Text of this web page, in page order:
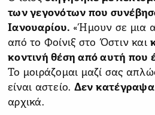
των γεγονότων που
Ιανουαρίου. «Ήμουν σε μια
από το Φοίνιξ στο Όστιν και
κοντινή θέση από αυτή που
Το μοιράζομαι μαζί σας
είναι αστείο. Δεν κατέγραψα
αρχικά.